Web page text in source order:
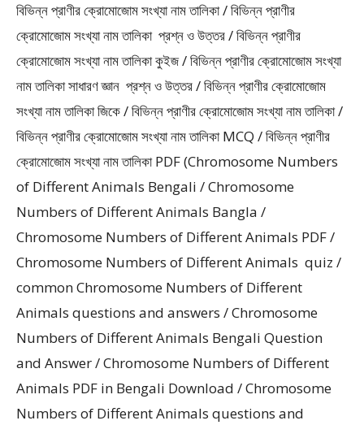
বিভিন্ন প্রাণীর ক্রোমোজোম সংখ্যা নাম তালিকা / বিভিন্ন প্রাণীর
ক্রোমোজোম সংখ্যা নাম তালিকা প্রশ্ন ও উত্তর / বিভিন্ন প্রাণীর
ক্রোমোজোম সংখ্যা নাম তালিকা কুইজ / বিভিন্ন প্রাণীর ক্রোমোজোম সংখ্যা
নাম তালিকা সাধারণ জ্ঞান প্রশ্ন ও উত্তর / বিভিন্ন প্রাণীর ক্রোমোজোম
সংখ্যা নাম তালিকা জিকে / বিভিন্ন প্রাণীর ক্রোমোজোম সংখ্যা নাম তালিকা /
বিভিন্ন প্রাণীর ক্রোমোজোম সংখ্যা নাম তালিকা MCQ / বিভিন্ন প্রাণীর
ক্রোমোজোম সংখ্যা নাম তালিকা PDF (Chromosome Numbers
of Different Animals Bengali / Chromosome
Numbers of Different Animals Bangla /
Chromosome Numbers of Different Animals PDF /
Chromosome Numbers of Different Animals quiz /
common Chromosome Numbers of Different
Animals questions and answers / Chromosome
Numbers of Different Animals Bengali Question
and Answer / Chromosome Numbers of Different
Animals PDF in Bengali Download / Chromosome
Numbers of Different Animals questions and